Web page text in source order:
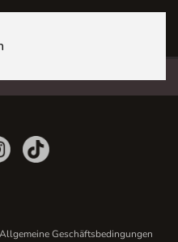
Allgemeine Geschäftsbedingungen